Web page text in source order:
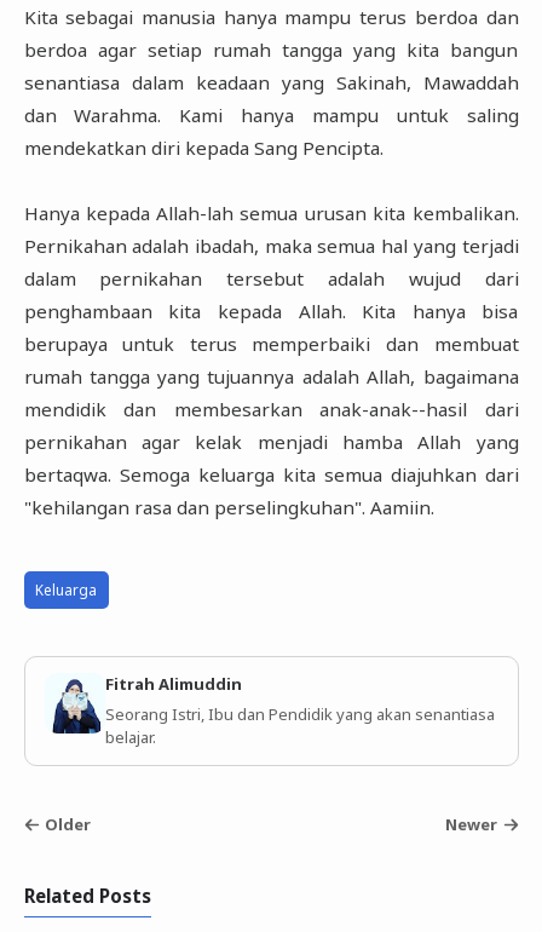
Kita sebagai manusia hanya mampu terus berdoa dan
berdoa agar setiap rumah tangga yang kita bangun
senantiasa dalam keadaan yang Sakinah, Mawaddah
dan Warahma. Kami hanya mampu untuk saling
mendekatkan diri kepada Sang Pencipta.
Hanya kepada Allah-lah semua urusan kita kembalikan.
Pernikahan adalah ibadah, maka semua hal yang terjadi
dalam pernikahan tersebut adalah wujud dari
penghambaan kita kepada Allah. Kita hanya bisa
berupaya untuk terus memperbaiki dan membuat
rumah tangga yang tujuannya adalah Allah, bagaimana
mendidik dan membesarkan anak-anak--hasil dari
pernikahan agar kelak menjadi hamba Allah yang
bertaqwa. Semoga keluarga kita semua diajuhkan dari
"kehilangan rasa dan perselingkuhan". Aamiin.
Keluarga
Fitrah Alimuddin
Seorang Istri, Ibu dan Pendidik yang akan senantiasa
belajar.
Older Newer
Related Posts